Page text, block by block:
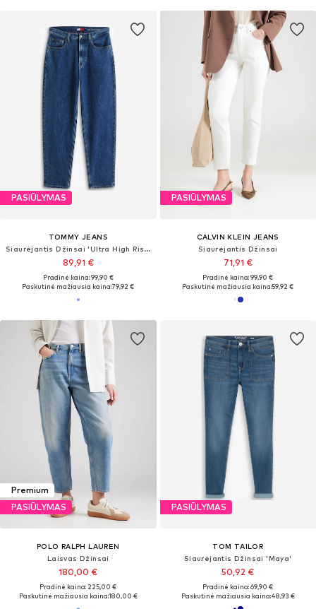
PASIŪLYMAS
TOMMY JEANS
Siaurėjantis Džinsai 'Ultra High Rise Tapered Mom'
89,91 €
Pradinė kaina: 99,90 €
Paskutinė mažiausia kaina:79,92 €
PASIŪLYMAS
CALVIN KLEIN JEANS
Siaurėjantis Džinsai
71,91 €
Pradinė kaina: 99,90 €
Paskutinė mažiausia kaina:59,92 €
Premium
PASIŪLYMAS
POLO RALPH LAUREN
Laisvas Džinsai
180,00 €
Pradinė kaina: 225,00 €
Paskutinė mažiausia kaina:180,00 €
PASIŪLYMAS
TOM TAILOR
Siaurėjantis Džinsai 'Maya'
50,92 €
Pradinė kaina: 69,90 €
Paskutinė mažiausia kaina:48,93 €